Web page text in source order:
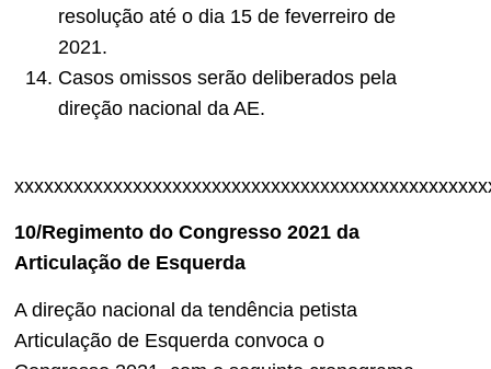
resolução até o dia 15 de feverreiro de
2021.
Casos omissos serão deliberados pela
direção nacional da AE.
10/Regimento do Congresso 2021 da
Articulação de Esquerda
A direção nacional da tendência petista
Articulação de Esquerda convoca o